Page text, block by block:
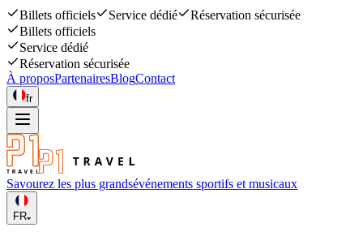
Billets officiels Service dédié
Réservation sécurisée
Billets officiels
Service dédié
Réservation sécurisée
À proposPartenairesBlogContact
fr
Savourez les plus grandsévénements sportifs et musicaux
FR